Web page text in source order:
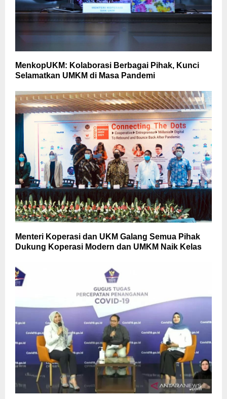
MenkopUKM: Kolaborasi Berbagai Pihak, Kunci
Selamatkan UMKM di Masa Pandemi
Menteri Koperasi dan UKM Galang Semua Pihak
Dukung Koperasi Modern dan UMKM Naik Kelas